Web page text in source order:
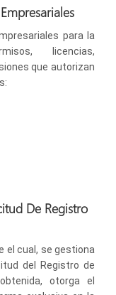
para la
licencias,
que autorizan
De Registro
el cual, se gestiona
del Registro de
otorga el